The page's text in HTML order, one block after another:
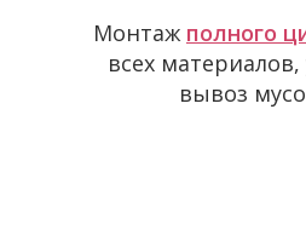
Монтаж полного
всех
вывоз